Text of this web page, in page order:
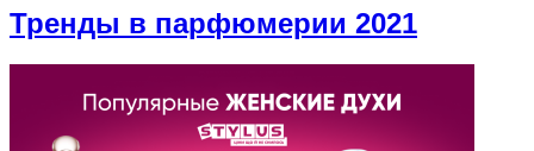
Тренды в парфюмерии 2021